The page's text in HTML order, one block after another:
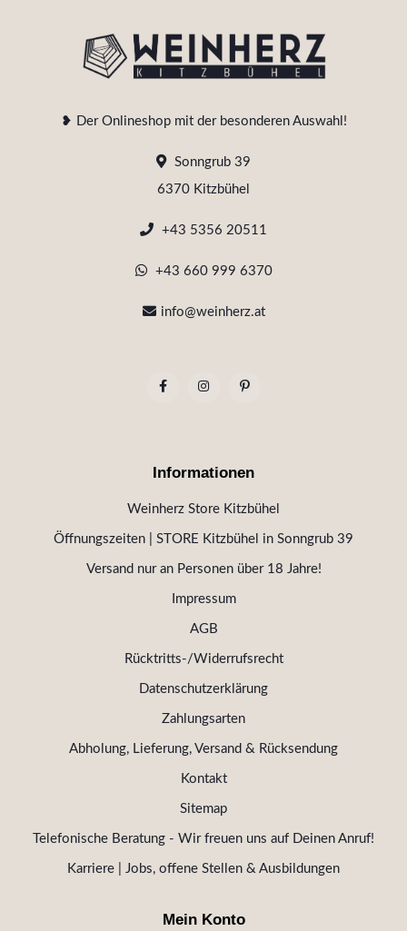
❥ Der Onlineshop mit der besonderen Auswahl!
Sonngrub 39
6370 Kitzbühel
+43 5356 20511
+43 660 999 6370
info@weinherz.at
Informationen
Weinherz Store Kitzbühel
Öffnungszeiten | STORE Kitzbühel in Sonngrub 39
Versand nur an Personen über 18 Jahre!
Impressum
AGB
Rücktritts-/Widerrufsrecht
Datenschutzerklärung
Zahlungsarten
Abholung, Lieferung, Versand & Rücksendung
Kontakt
Sitemap
Telefonische Beratung - Wir freuen uns auf Deinen Anruf!
Karriere | Jobs, offene Stellen & Ausbildungen
Mein Konto